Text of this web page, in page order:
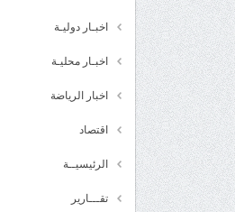
اخبـار دوليـة
اخبـار محليـة
اخبار الرياضة
اقتصاد
الرئيسيــة
تقـــارير